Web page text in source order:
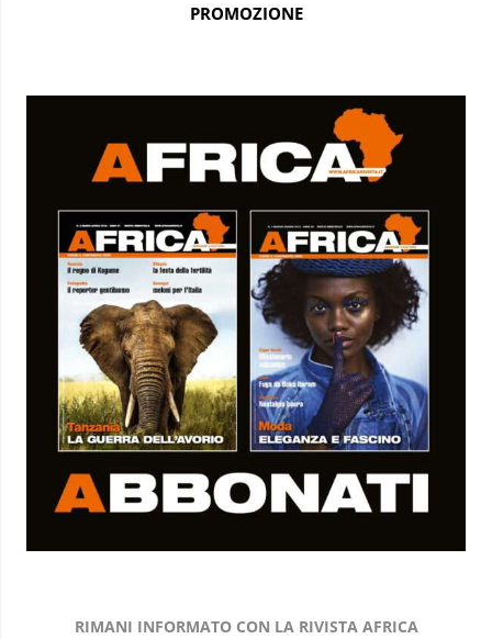
PROMOZIONE
RIMANI INFORMATO CON LA RIVISTA AFRICA